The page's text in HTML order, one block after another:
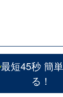
最短45秒 簡
る！